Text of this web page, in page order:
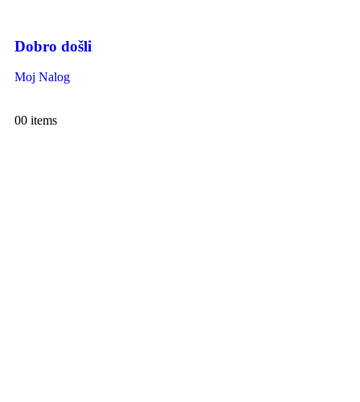
Dobro došli
Moj Nalog
00 items